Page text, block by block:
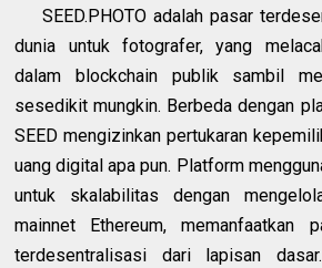
SEED.PHOTO adalah pasar
dunia untuk fotografer, yang
dalam blockchain publik sambil
sesedikit mungkin. Berbeda dengan
SEED mengizinkan pertukaran
uang digital apa pun. Platform
untuk skalabilitas dengan
mainnet Ethereum, memanfaatkan
terdesentralisasi dari lapisan